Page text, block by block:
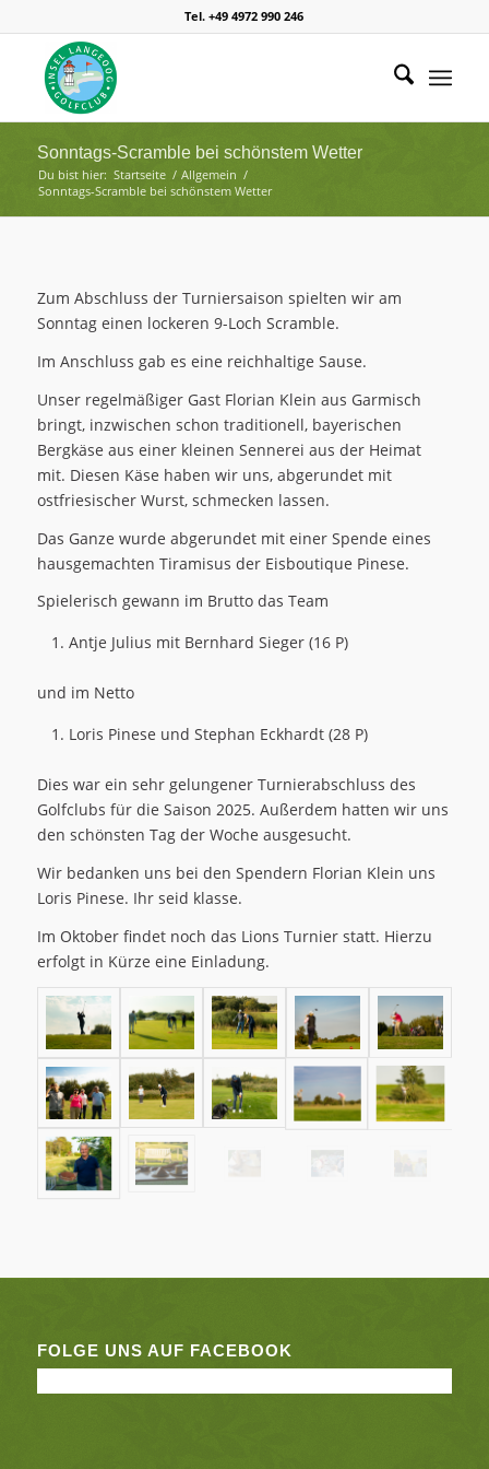
Tel. +49 4972 990 246
Sonntags-Scramble bei schönstem Wetter
Du bist hier: Startseite / Allgemein /
Sonntags-Scramble bei schönstem Wetter
Zum Abschluss der Turniersaison spielten wir am
Sonntag einen lockeren 9-Loch Scramble.
Im Anschluss gab es eine reichhaltige Sause.
Unser regelmäßiger Gast Florian Klein aus Garmisch
bringt, inzwischen schon traditionell, bayerischen
Bergkäse aus einer kleinen Sennerei aus der Heimat
mit. Diesen Käse haben wir uns, abgerundet mit
ostfriesischer Wurst, schmecken lassen.
Das Ganze wurde abgerundet mit einer Spende eines
hausgemachten Tiramisus der Eisboutique Pinese.
Spielerisch gewann im Brutto das Team
Antje Julius mit Bernhard Sieger (16 P)
und im Netto
Loris Pinese und Stephan Eckhardt (28 P)
Dies war ein sehr gelungener Turnierabschluss des
Golfclubs für die Saison 2025. Außerdem hatten wir uns
den schönsten Tag der Woche ausgesucht.
Wir bedanken uns bei den Spendern Florian Klein uns
Loris Pinese. Ihr seid klasse.
Im Oktober findet noch das Lions Turnier statt. Hierzu
erfolgt in Kürze eine Einladung.
FOLGE UNS AUF FACEBOOK